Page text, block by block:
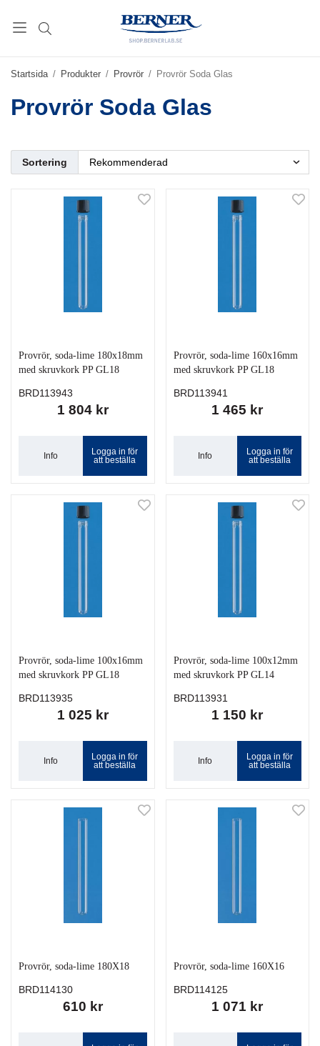
Startsida / Produkter / Provrör / Provrör Soda Glas
Provrör Soda Glas
Sortering
Provrör, soda-lime 180x18mm
med skruvkork PP GL18
BRD113943
1 804 kr
Info
Logga in för
att beställa
Provrör, soda-lime 160x16mm
med skruvkork PP GL18
BRD113941
1 465 kr
Info
Logga in för
att beställa
Provrör, soda-lime 100x16mm
med skruvkork PP GL18
BRD113935
1 025 kr
Info
Logga in för
att beställa
Provrör, soda-lime 100x12mm
med skruvkork PP GL14
BRD113931
1 150 kr
Info
Logga in för
att beställa
Provrör, soda-lime 180X18
BRD114130
610 kr
Provrör, soda-lime 160X16
BRD114125
1 071 kr